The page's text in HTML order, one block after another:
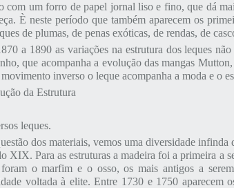
com um forro de papel jornal liso e fino, que dá
È neste período que também aparecem os
de plumas, de penas exóticas, de rendas, de
a 1890 as variações na estrutura dos leques
que acompanha a evolução das mangas
inverso o leque acompanha a moda e o
da Estrutura
leques.
dos materiais, vemos uma diversidade infinda
XIX. Para as estruturas a madeira foi a primeira a
o marfim e o osso, os mais antigos a
voltada à elite. Entre 1730 e 1750 aparecem